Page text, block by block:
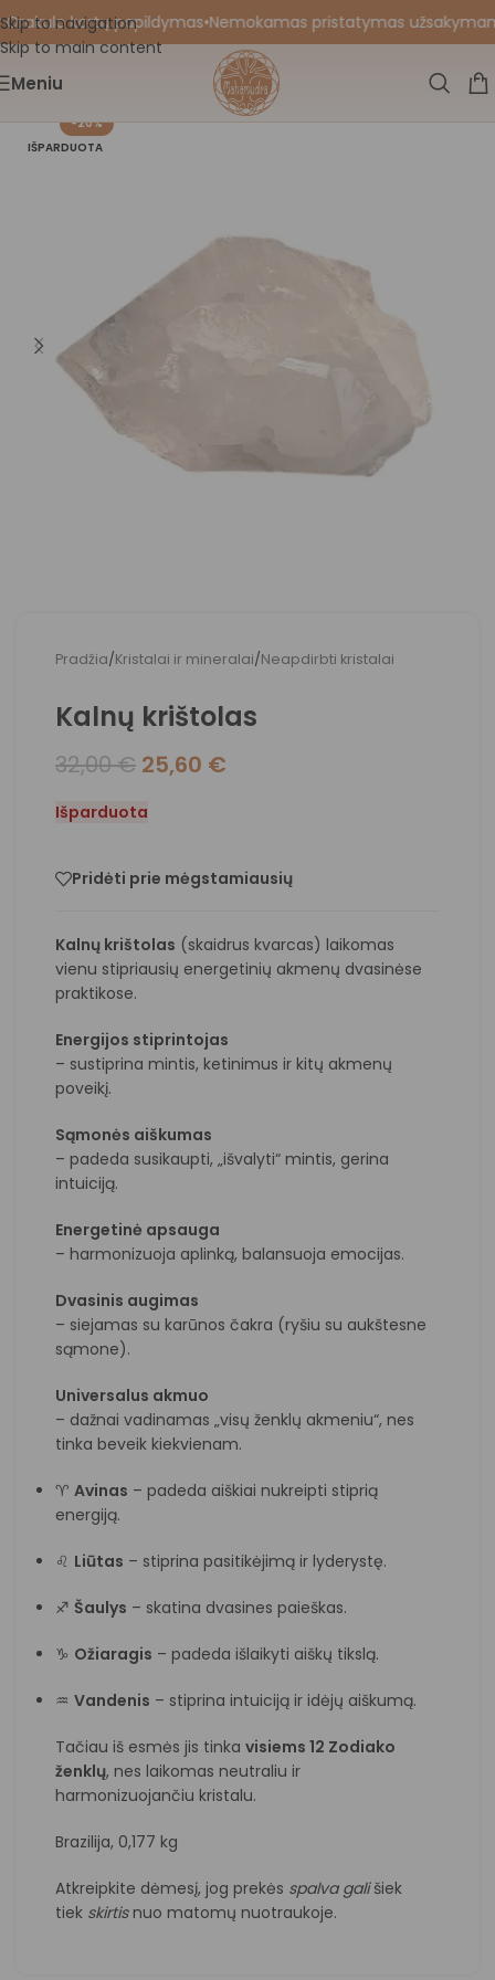
Skip to navigation
Skip to main content
kortų papildymas•Nemokamas pristatymas
Meniu
-20%
IŠPARDUOTA
Pradžia/Kristalai ir mineralai/Neapdirbti kristalai
Kalnų krištolas
32,00€ 25,60 €
Išparduota
Pridėti prie mėgstamiausių
Kalnų krištolas (skaidrus kvarcas) laikomas
vienu stipriausių energetinių akmenų dvasinėse
praktikose.
Energijos stiprintojas
– sustiprina mintis, ketinimus ir kitų akmenų
poveikį.
Sąmonės aiškumas
– padeda susikaupti, „išvalyti“ mintis, gerina
intuiciją.
Energetinė apsauga
– harmonizuoja aplinką, balansuoja emocijas.
Dvasinis augimas
– siejamas su karūnos čakra (ryšiu su aukštesne
sąmone).
Universalus akmuo
– dažnai vadinamas „visų ženklų akmeniu“, nes
tinka beveik kiekvienam.
♈ Avinas – padeda aiškiai nukreipti stiprią
energiją.
♌ Liūtas – stiprina pasitikėjimą ir lyderystę.
♐ Šaulys – skatina dvasines paieškas.
♑ Ožiaragis – padeda išlaikyti aiškų tikslą.
♒ Vandenis – stiprina intuiciją ir idėjų aiškumą.
Tačiau iš esmės jis tinka visiems 12 Zodiako
ženklų, nes laikomas neutraliu ir
harmonizuojančiu kristalu.
Brazilija, 0,177 kg
Atkreipkite dėmesį, jog prekės spalva gališiek
tiek skirtisnuo matomų nuotraukoje.